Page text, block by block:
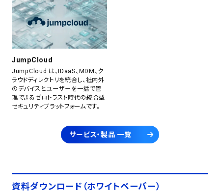
JumpCloud
JumpCloud は、IDaaS、MDM、ク
ラウドディレクトリを統合し、社内外
のデバイスとユーザーを一括で管
理できるゼロトラスト時代の統合型
セキュリティプラットフォームです。
サービス・製品 一覧
資料ダウンロード（ホワイトペーパー）